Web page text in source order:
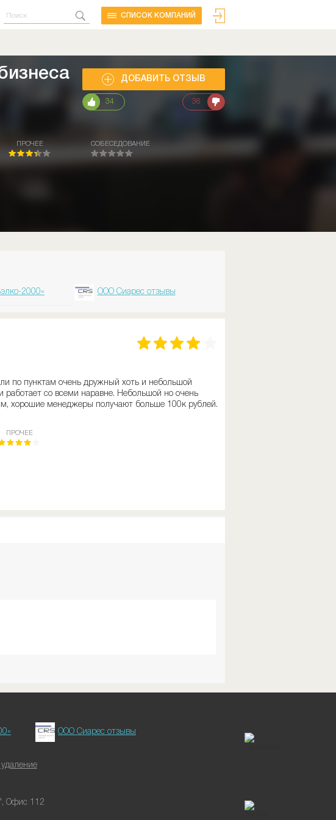
CПИСОК КОМПАНИЙ
ДОБАВИТЬ ОТЗЫВ
34 36
ПРОЧЕЕ СОБЕСЕДОВАНИЕ
2000» ООО Сиарес отзывы
по пунктам очень дружный хоть и небольшой
работает со всеми наравне. Небольшой но очень
хорошие менеджеры получают больше 100к рублей.
ПРОЧЕЕ
ООО Сиарес отзывы
удаление
Офис 112